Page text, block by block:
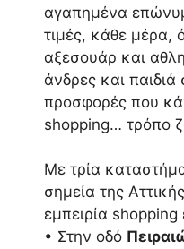
αγαπημένα
τιμές, κάθε μέρα,
αξεσουάρ και
άνδρες και παιδιά
προσφορές που
shopping… τρόπο
Με τρία
σημεία της
εμπειρία
• Στην οδό